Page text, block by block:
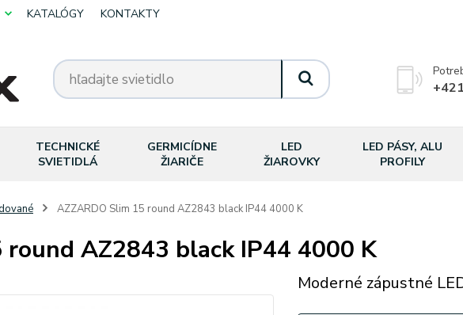
KATALÓGY KONTAKTY
TECHNICKÉ
SVIETIDLÁ
GERMICÍDNE
ŽIARIČE
LED
ŽIAROVKY
LED PÁSY, ALU
PROFILY
AZZARDO Slim 15 round AZ2843 black IP44 4000 K
AZ2843 black IP44 4000 K
Moderné zápustné